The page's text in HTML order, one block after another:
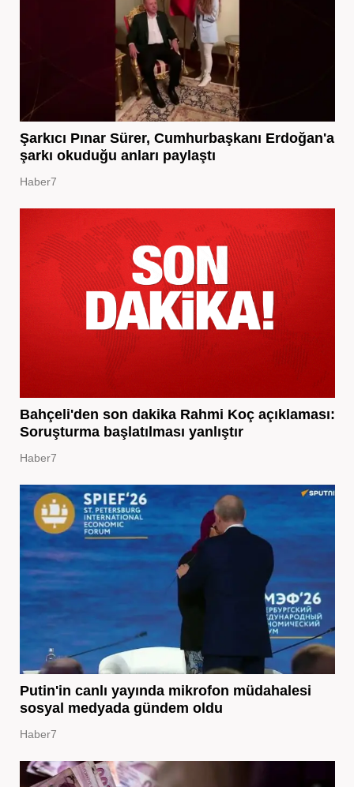
Şarkıcı Pınar Sürer, Cumhurbaşkanı Erdoğan'a
şarkı okuduğu anları paylaştı
Haber7
Bahçeli'den son dakika Rahmi Koç açıklaması:
Soruşturma başlatılması yanlıştır
Haber7
Putin'in canlı yayında mikrofon müdahalesi
sosyal medyada gündem oldu
Haber7